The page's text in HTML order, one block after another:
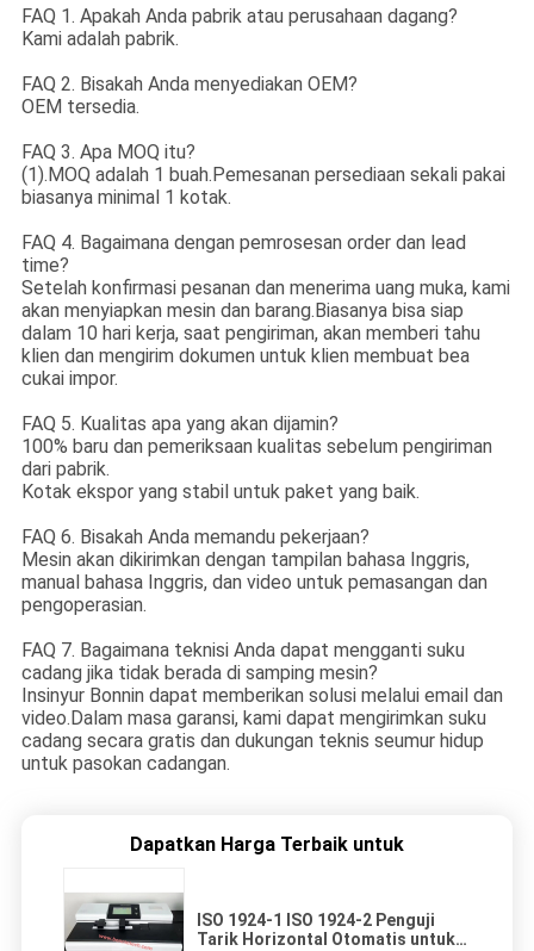
FAQ 1. Apakah Anda pabrik atau perusahaan dagang?
Kami adalah pabrik.
FAQ 2. Bisakah Anda menyediakan OEM?
OEM tersedia.
FAQ 3. Apa MOQ itu?
(1).MOQ adalah 1 buah.Pemesanan persediaan sekali pakai
biasanya minimal 1 kotak.
FAQ 4. Bagaimana dengan pemrosesan order dan lead
time?
Setelah konfirmasi pesanan dan menerima uang muka, kami
akan menyiapkan mesin dan barang.Biasanya bisa siap
dalam 10 hari kerja, saat pengiriman, akan memberi tahu
klien dan mengirim dokumen untuk klien membuat bea
cukai impor.
FAQ 5. Kualitas apa yang akan dijamin?
100% baru dan pemeriksaan kualitas sebelum pengiriman
dari pabrik.
Kotak ekspor yang stabil untuk paket yang baik.
FAQ 6. Bisakah Anda memandu pekerjaan?
Mesin akan dikirimkan dengan tampilan bahasa Inggris,
manual bahasa Inggris, dan video untuk pemasangan dan
pengoperasian.
FAQ 7. Bagaimana teknisi Anda dapat mengganti suku
cadang jika tidak berada di samping mesin?
Insinyur Bonnin dapat memberikan solusi melalui email dan
video.Dalam masa garansi, kami dapat mengirimkan suku
cadang secara gratis dan dukungan teknis seumur hidup
untuk pasokan cadangan.
Dapatkan Harga Terbaik untuk
ISO 1924-1 ISO 1924-2 Penguji
Tarik Horizontal Otomatis untuk